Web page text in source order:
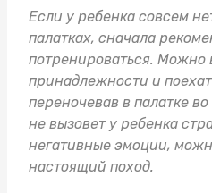
Если у ребенка совсем
палатках, сначала
потренироваться. Можно
принадлежности и
переночевав в палатке
не вызовет у ребенка
негативные эмоции,
настоящий поход.